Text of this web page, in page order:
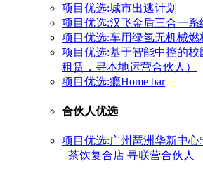
项目优选:城市出逃计划
项目优选:汉飞金盾三合一系
项目优选:车用绿氢无机械燃
项目优选:基于智能中控的
租赁，寻本地运营合伙人）
项目优选:瘾Home bar
合伙人优选
项目优选:广州琶洲华新中
+茶饮复合店 寻联营合伙人